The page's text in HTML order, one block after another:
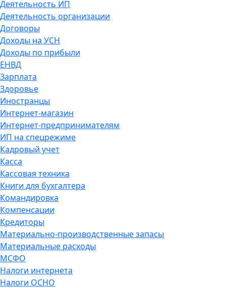
Деятельность ИП
Деятельность организации
Договоры
Доходы на УСН
Доходы по прибыли
ЕНВД
Зарплата
Здоровье
Иностранцы
Интернет-магазин
Интернет-предпринимателям
ИП на спецрежиме
Кадровый учет
Касса
Кассовая техника
Книги для бухгалтера
Командировка
Компенсации
Кредиторы
Материально-производственные запасы
Материальные расходы
МСФО
Налоги интернета
Налоги ОСНО